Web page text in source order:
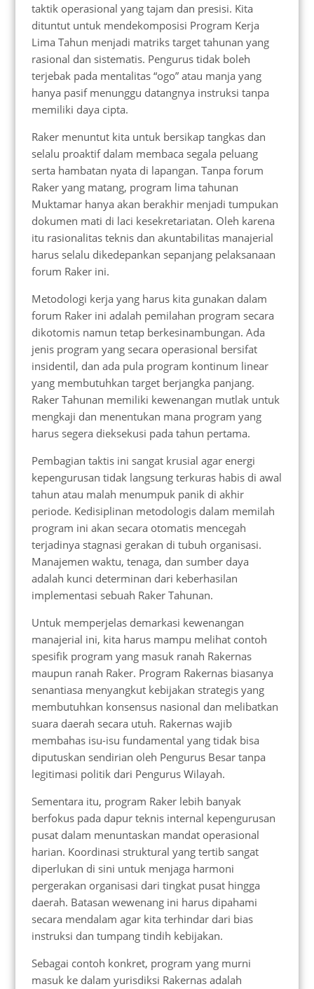
taktik operasional yang tajam dan presisi. Kita
dituntut untuk mendekomposisi Program Kerja
Lima Tahun menjadi matriks target tahunan yang
rasional dan sistematis. Pengurus tidak boleh
terjebak pada mentalitas “ogo” atau manja yang
hanya pasif menunggu datangnya instruksi tanpa
memiliki daya cipta.
Raker menuntut kita untuk bersikap tangkas dan
selalu proaktif dalam membaca segala peluang
serta hambatan nyata di lapangan. Tanpa forum
Raker yang matang, program lima tahunan
Muktamar hanya akan berakhir menjadi tumpukan
dokumen mati di laci kesekretariatan. Oleh karena
itu rasionalitas teknis dan akuntabilitas manajerial
harus selalu dikedepankan sepanjang pelaksanaan
forum Raker ini.
Metodologi kerja yang harus kita gunakan dalam
forum Raker ini adalah pemilahan program secara
dikotomis namun tetap berkesinambungan. Ada
jenis program yang secara operasional bersifat
insidentil, dan ada pula program kontinum linear
yang membutuhkan target berjangka panjang.
Raker Tahunan memiliki kewenangan mutlak untuk
mengkaji dan menentukan mana program yang
harus segera dieksekusi pada tahun pertama.
Pembagian taktis ini sangat krusial agar energi
kepengurusan tidak langsung terkuras habis di awal
tahun atau malah menumpuk panik di akhir
periode. Kedisiplinan metodologis dalam memilah
program ini akan secara otomatis mencegah
terjadinya stagnasi gerakan di tubuh organisasi.
Manajemen waktu, tenaga, dan sumber daya
adalah kunci determinan dari keberhasilan
implementasi sebuah Raker Tahunan.
Untuk memperjelas demarkasi kewenangan
manajerial ini, kita harus mampu melihat contoh
spesifik program yang masuk ranah Rakernas
maupun ranah Raker. Program Rakernas biasanya
senantiasa menyangkut kebijakan strategis yang
membutuhkan konsensus nasional dan melibatkan
suara daerah secara utuh. Rakernas wajib
membahas isu-isu fundamental yang tidak bisa
diputuskan sendirian oleh Pengurus Besar tanpa
legitimasi politik dari Pengurus Wilayah.
Sementara itu, program Raker lebih banyak
berfokus pada dapur teknis internal kepengurusan
pusat dalam menuntaskan mandat operasional
harian. Koordinasi struktural yang tertib sangat
diperlukan di sini untuk menjaga harmoni
pergerakan organisasi dari tingkat pusat hingga
daerah. Batasan wewenang ini harus dipahami
secara mendalam agar kita terhindar dari bias
instruksi dan tumpang tindih kebijakan.
Sebagai contoh konkret, program yang murni
masuk ke dalam yurisdiksi Rakernas adalah